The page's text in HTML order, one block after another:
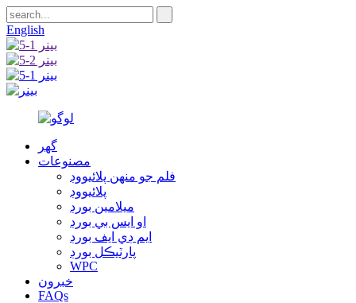
English
گهر
مصنوعات
فلم جو منهن پلائيووڊ
پلائيووڊ
ميلامين بورڊ
او ايس بي بورڊ
ايم ڊي ايف بورڊ
پارٽيڪل بورڊ
WPC
خبرون
FAQs